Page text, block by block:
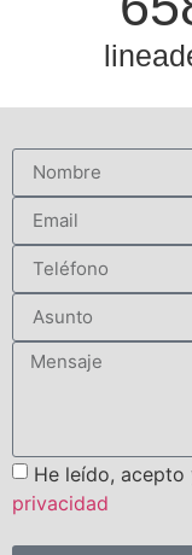
He leído,
privacidad